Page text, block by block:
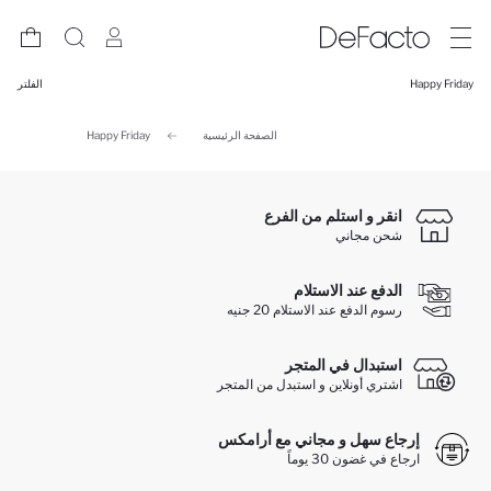
Happy Friday الفلتر
الصفحة الرئيسية Happy Friday
انقر و استلم من الفرع
شحن مجاني
الدفع عند الاستلام
رسوم الدفع عند الاستلام 20 جنيه
استبدال في المتجر
اشتري أونلاين و استبدل من المتجر
إرجاع سهل و مجاني مع أرامكس
ارجاع في غضون 30 يوماً